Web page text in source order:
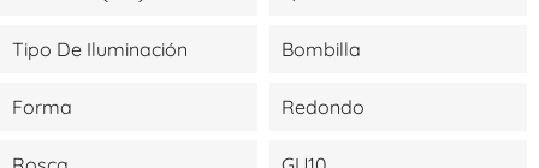
Tipo De Iluminación Bombilla
Forma Redondo